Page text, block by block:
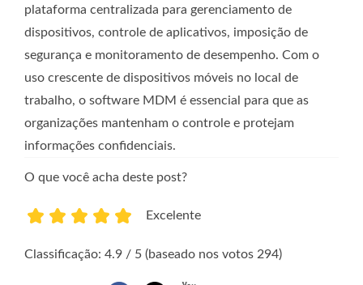
plataforma centralizada para gerenciamento de
dispositivos, controle de aplicativos, imposição de
segurança e monitoramento de desempenho. Com o
uso crescente de dispositivos móveis no local de
trabalho, o software MDM é essencial para que as
organizações mantenham o controle e protejam
informações confidenciais.
O que você acha deste post?
Excelente
Classificação: 4.9 / 5 (baseado nos votos 294)